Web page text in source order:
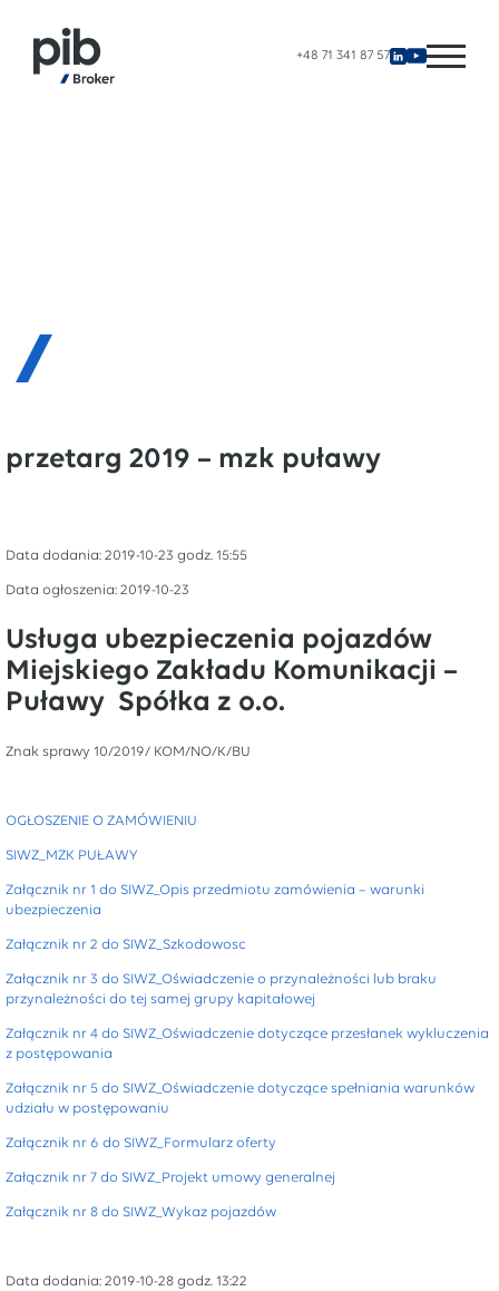
+48 71 341 87 57
przetarg 2019 – mzk puławy
Data dodania: 2019-10-23 godz. 15:55
Data ogłoszenia: 2019-10-23
Usługa ubezpieczenia pojazdów
Miejskiego Zakładu Komunikacji –
Puławy Spółka z o.o.
Znak sprawy 10/2019/ KOM/NO/K/BU
OGŁOSZENIE O ZAMÓWIENIU
SIWZ_MZK PUŁAWY
Załącznik nr 1 do SIWZ_Opis przedmiotu zamówienia – warunki
ubezpieczenia
Załącznik nr 2 do SIWZ_Szkodowosc
Załącznik nr 3 do SIWZ_Oświadczenie o przynależności lub braku
przynależności do tej samej grupy kapitałowej
Załącznik nr 4 do SIWZ_Oświadczenie dotyczące przesłanek wykluczenia
z postępowania
Załącznik nr 5 do SIWZ_Oświadczenie dotyczące spełniania warunków
udziału w postępowaniu
Załącznik nr 6 do SIWZ_Formularz oferty
Załącznik nr 7 do SIWZ_Projekt umowy generalnej
Załącznik nr 8 do SIWZ_Wykaz pojazdów
Data dodania: 2019-10-28 godz. 13:22